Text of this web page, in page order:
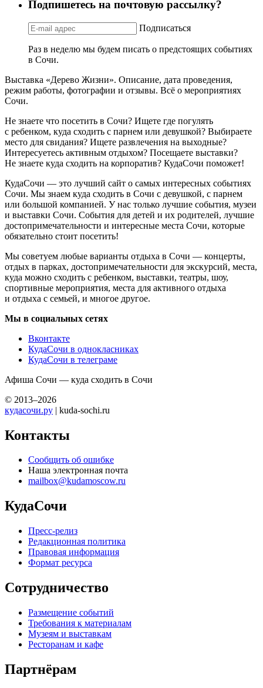
Подпишетесь на почтовую рассылку?
Подписаться
Раз в неделю мы будем писать о предстоящих событиях
в Сочи.
Выставка «Дерево Жизни». Описание, дата проведения,
режим работы, фотографии и отзывы. Всё о мероприятиях
Сочи.
Не знаете что посетить в Сочи? Ищете где погулять
с ребенком, куда сходить с парнем или девушкой? Выбираете
место для свидания? Ищете развлечения на выходные?
Интересуетесь активным отдыхом? Посещаете выставки?
Не знаете куда сходить на корпоратив? КудаСочи поможет!
КудаСочи — это лучший сайт о самых интересных событиях
Сочи. Мы знаем куда сходить в Сочи с девушкой, с парнем
или большой компанией. У нас только лучшие события, музеи
и выставки Сочи. События для детей и их родителей, лучшие
достопримечательности и интересные места Сочи, которые
обязательно стоит посетить!
Мы советуем любые варианты отдыха в Сочи — концерты,
отдых в парках, достопримечательности для экскурсий, места,
куда можно сходить с ребенком, выставки, театры, шоу,
спортивные мероприятия, места для активного отдыха
и отдыха с семьей, и многое другое.
Мы в социальных сетях
Вконтакте
КудаСочи в однокласниках
КудаСочи в телеграме
Афиша Сочи — куда сходить в Сочи
© 2013–2026
кудасочи.ру | kuda-sochi.ru
Контакты
Сообщить об ошибке
Наша электронная почта
mailbox@kudamoscow.ru
КудаСочи
Пресс-релиз
Редакционная политика
Правовая информация
Формат ресурса
Сотрудничество
Размещение событий
Требования к материалам
Музеям и выставкам
Ресторанам и кафе
Партнёрам